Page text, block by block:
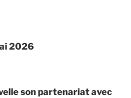
2026
son partenariat avec